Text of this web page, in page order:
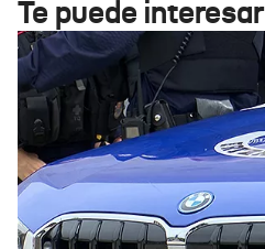
Te puede interesar